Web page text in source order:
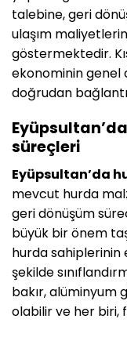
talebine, geri
ulaşım
göstermektedir.
ekonominin genel
doğrudan
süreçleri
Eyüpsultan’da
mevcut hurda
geri dönüşüm
büyük bir önem
hurda
şekilde
bakır, alüminyum
olabilir ve her biri,